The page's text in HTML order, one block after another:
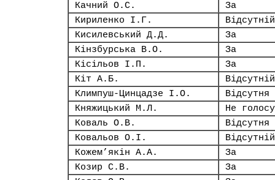
Качний О.С.
За
Кириленко І.Г.
Відсутній
Кисилевський Д.Д.
За
Кінзбурська В.О.
За
Кісільов І.П.
За
Кіт А.Б.
Відсутній
Климпуш-Цинцадзе І.О.
Відсутня
Княжицький М.Л.
Не
Коваль О.В.
Відсутня
Ковальов О.І.
Відсутній
Кожем’якін А.А.
За
Козир С.В.
За